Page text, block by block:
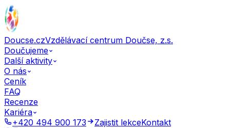
Doucse.czVzdělávací centrum Doučse, z.s.
Doučujeme
Další aktivity
O nás
Ceník
FAQ
Recenze
Kariéra
+420 494 900 173
Zajistit lekceKontakt